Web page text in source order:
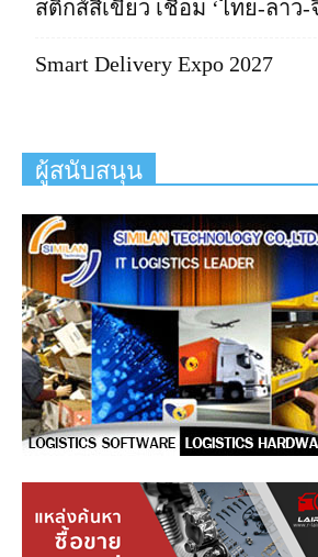
สติกส์สีเขียว เชื่อม ‘ไทย-ลาว-
Smart Delivery Expo 2027
ผู้สนับสนุน